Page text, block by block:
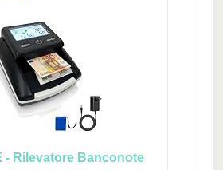
- Rilevatore Banconote